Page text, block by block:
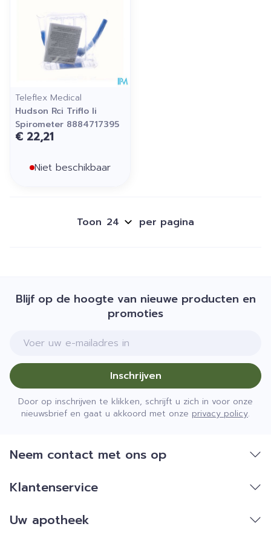
Teleflex Medical
Hudson Rci Triflo Ii
Spirometer 8884717395
€ 22,21
Niet beschikbaar
Toon per pagina
Blijf op de hoogte van nieuwe producten en
promoties
E-mail adres
Inschrijven
Door op inschrijven te klikken, schrijft u zich in voor onze
nieuwsbrief en gaat u akkoord met onze privacy policy.
Neem contact met ons op
Klantenservice
Uw apotheek